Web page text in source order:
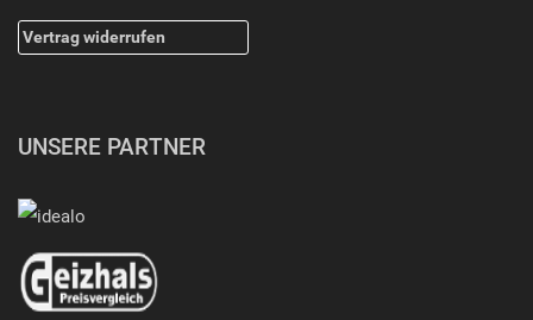
Vertrag widerrufen
UNSERE PARTNER